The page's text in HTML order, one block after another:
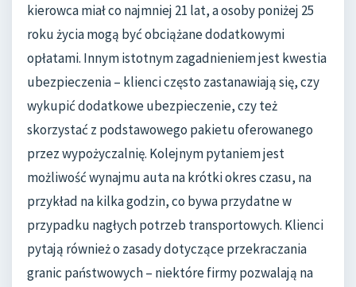
kierowca miał co najmniej 21 lat, a osoby poniżej 25
roku życia mogą być obciążane dodatkowymi
opłatami. Innym istotnym zagadnieniem jest kwestia
ubezpieczenia – klienci często zastanawiają się, czy
wykupić dodatkowe ubezpieczenie, czy też
skorzystać z podstawowego pakietu oferowanego
przez wypożyczalnię. Kolejnym pytaniem jest
możliwość wynajmu auta na krótki okres czasu, na
przykład na kilka godzin, co bywa przydatne w
przypadku nagłych potrzeb transportowych. Klienci
pytają również o zasady dotyczące przekraczania
granic państwowych – niektóre firmy pozwalają na